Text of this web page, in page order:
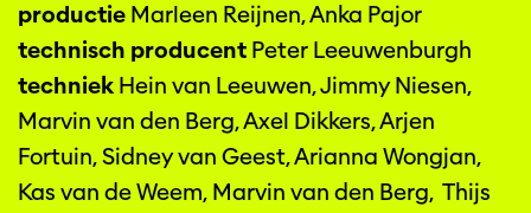
productie Marleen Reijnen, Anka Pajor
technisch producent Peter Leeuwenburgh
techniekHein van Leeuwen, Jimmy Niesen,
Marvin van den Berg, Axel Dikkers, Arjen
Fortuin, Sidney van Geest, Arianna Wongjan,
Kas van de Weem, Marvin van den Berg, Thijs